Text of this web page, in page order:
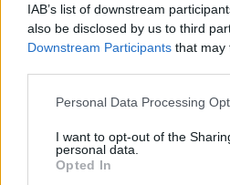
IAB’s list of downstream
also be disclosed by us to third
Downstream Participants that may
Please note that this website/app
not limited to your visit or usage
grant or deny consent to Google
use your data for below specified
Personal Data Processing
I want to opt-out of the
personal data.
Opted In